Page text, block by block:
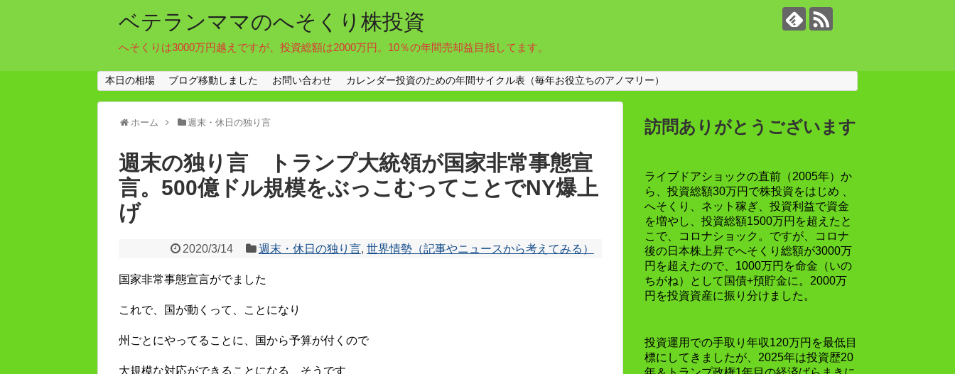
ベテランママのへそくり株投資
へそくりは3000万円越えですが、投資総額は2000万円。10％の年間売却益目指してます。
本日の相場 ブログ移動しました お問い合わせ カレンダー投資のための年間サイクル表（毎年お役立ちのアノマリー）
ホーム 週末・休日の独り言
週末の独り言 トランプ大統領が国家非常事態宣
言。500億ドル規模をぶっこむってことでNY爆上
げ
2020/3/14 週末・休日の独り言, 世界情勢（記事やニュースから考えてみる）
国家非常事態宣言がでました
これで、国が動くって、ことになり
州ごとにやってることに、国から予算が付くので
大規模な対応ができることになる、そうです
訪問ありがとうございます
ライブドアショックの直前（2005年）か
ら、投資総額30万円で株投資をはじめ 、
へそくり、ネット稼ぎ、投資利益で資金
を増やし、投資総額1500万円を超えたと
こで、コロナショック。ですが、コロナ
後の日本株上昇でへそくり総額が3000万
円を超えたので、1000万円を命金（いの
ちがね）として国債+預貯金に。2000万
円を投資資産に振り分けました。
投資運用での手取り年収120万円を最低目
標にしてきましたが、2025年は投資歴20